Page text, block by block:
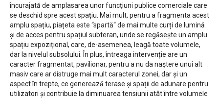
încurajată de amplasarea unor funcțiuni publice comerciale care
se deschid spre acest spațiu. Mai mult, pentru a fragmenta acest
amplu spațiu, piațeta este “spartă“ de mai multe curți de lumină
și de acces pentru spațiul subteran, unde se regăsește un amplu
spațiu expozițional, care, de-asemenea, leagă toate volumele,
dar la nivelul subsolului. În plus, întreaga intervenție are un
caracter fragmentat, pavilionar, pentru a nu da naștere unui alt
masiv care ar distruge mai mult caracterul zonei, dar și un
aspect în trepte, ce generează terase și spații de adunare pentru
utilizatori și contribuie la diminuarea tensiunii atât între volumele